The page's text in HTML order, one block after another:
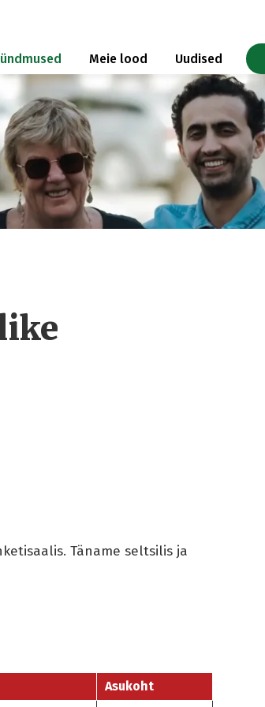
Meie lood Uudised
Täname seltsilis ja
Asukoht